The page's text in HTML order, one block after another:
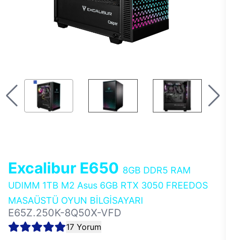
Excalibur E650 8GB DDR5 RAM
UDIMM 1TB M2 Asus 6GB RTX 3050 FREEDOS
MASAÜSTÜ OYUN BİLGİSAYARI
E65Z.250K-8Q50X-VFD
17 Yorum